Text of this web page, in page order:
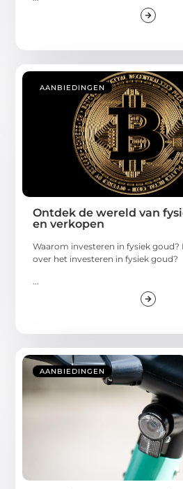
AANBIEDINGEN
Ontdek de wereld van
en verkopen
Waarom investeren in fysiek
over het investeren in fysiek goud?
...
AANBIEDINGEN